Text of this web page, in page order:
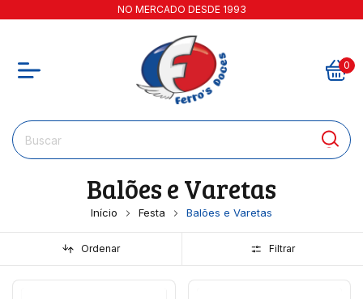
NO MERCADO DESDE 1993
0
Balões e Varetas
Início Festa Balões e Varetas
Ordenar Filtrar